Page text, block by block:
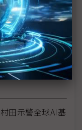
寸FOPLP廠
關鍵取決於風
田示警全球AI基